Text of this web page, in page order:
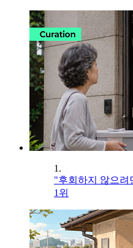
1.
"후회하지 않으려
1위